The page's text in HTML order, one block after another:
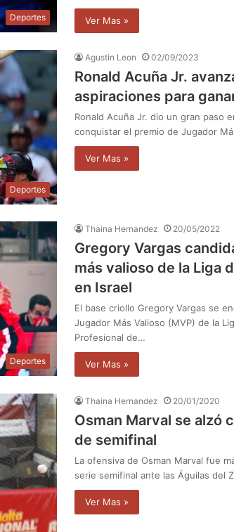
Deportes Ver Mas »
Deportes
Agustin Leon 02/09/2023
Ronald Acuña Jr.
aspiraciones para
Ronald Acuña Jr. dio un gran paso
conquistar el premio de Jugador
Ver Mas »
Deportes
Thaina Hernandez 20/05/2022
Gregory Vargas
más valioso de la Liga
en Israel
El base criollo Gregory Vargas se
Jugador Más Valioso (MVP) de la
Profesional de…
Ver Mas »
Thaina Hernandez 20/01/2020
Osman Marval se alzó
de semifinal
La ofensiva de Osman Marval fue
serie semifinal ante las Águilas del
Ver Mas »